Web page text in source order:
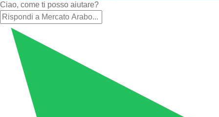
Ciao, come ti posso aiutare?